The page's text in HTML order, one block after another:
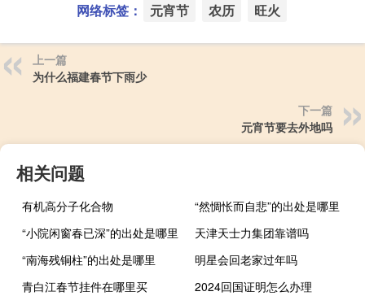
网络标签： 元宵节 农历 旺火
上一篇
为什么福建春节下雨少
下一篇
元宵节要去外地吗
相关问题
有机高分子化合物
“然惆怅而自悲”的出处是哪里
“小院闲窗春已深”的出处是哪里
天津天士力集团靠谱吗
“南海残铜柱”的出处是哪里
明星会回老家过年吗
青白江春节挂件在哪里买
2024回国证明怎么办理